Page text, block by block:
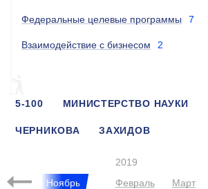
Федеральные целевые программы 7
Взаимодействие с бизнесом 2
5-100 МИНИСТЕРСТВО НАУКИ
ЧЕРНИКОВА ЗАХИДОВ
МЕЖДУНАРОДНЫЕ ВЫСТАВКИ
Ноябрь
2019
Февраль
Март